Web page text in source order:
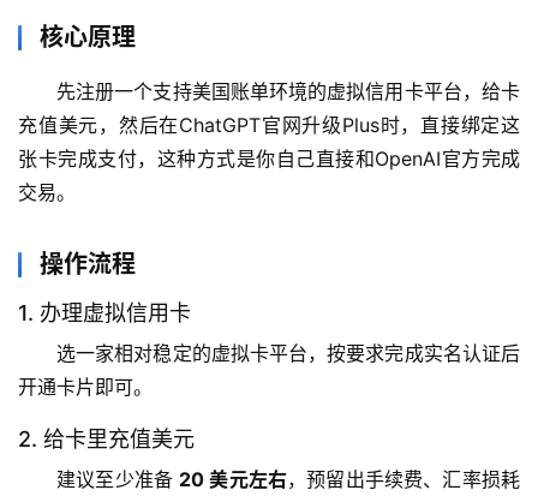
核心原理
先注册一个支持美国账单环境的虚拟信用卡平台，给卡
充值美元，然后在ChatGPT官网升级Plus时，直接绑定这
张卡完成支付，这种方式是你自己直接和OpenAI官方完成
交易。
操作流程
1. 办理虚拟信用卡
选一家相对稳定的虚拟卡平台，按要求完成实名认证后
开通卡片即可。
2. 给卡里充值美元
建议至少准备 20 美元左右，预留出手续费、汇率损耗